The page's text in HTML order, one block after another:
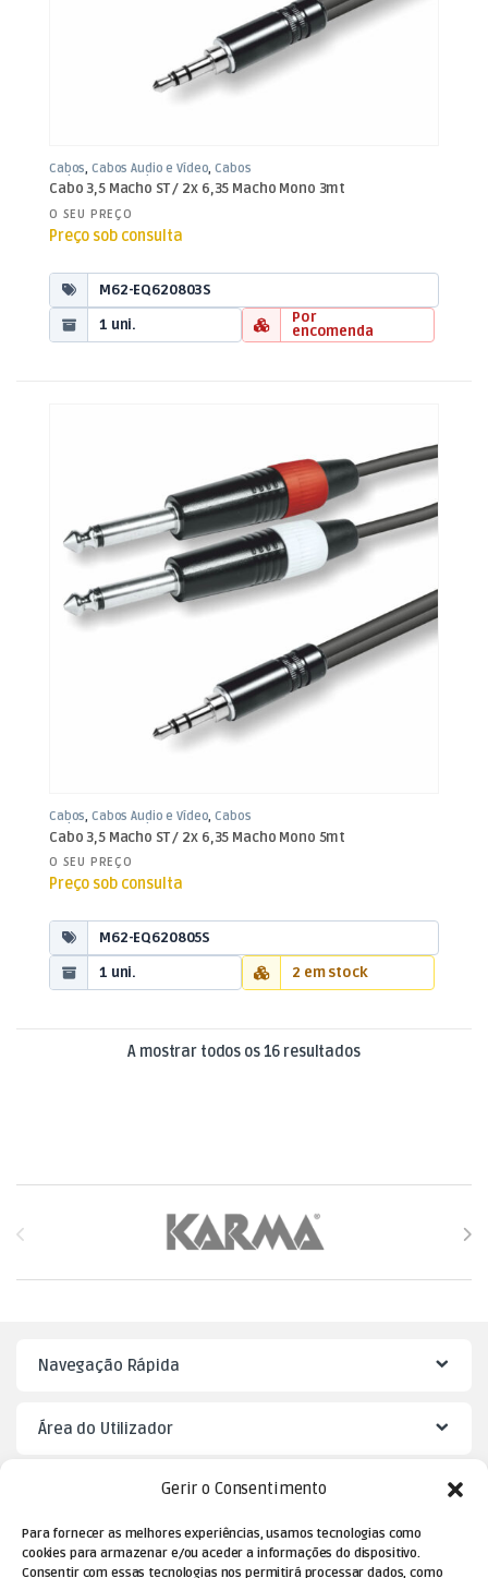
Gerir o Consentimento
Para fornecer as melhores experiências, usamos tecnologias como
cookies para armazenar e/ou aceder a informações do dispositivo.
Consentir com essas tecnologias nos permitirá processar dados, como
Cabos,Cabos Áudio e Vídeo,Cabos
Jack 3,5mm / Jack 6,35mm
Cabo 3,5 Macho ST / 2x 6,35 Macho Mono 3mt
O SEU PREÇO
Preço sob consulta
M62-EQ620803S
1 uni.
Por
encomenda
Cabos,Cabos Áudio e Vídeo,Cabos
Jack 3,5mm / Jack 6,35mm
Cabo 3,5 Macho ST / 2x 6,35 Macho Mono 5mt
O SEU PREÇO
Preço sob consulta
M62-EQ620805S
1 uni.
2 em stock
A mostrar todos os 16 resultadosOrdenado por
Brands Carousel
Navegação Rápida
Área do Utilizador